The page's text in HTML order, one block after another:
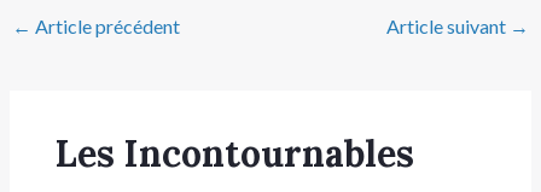
← Article précédent Article suivant →
Les Incontournables